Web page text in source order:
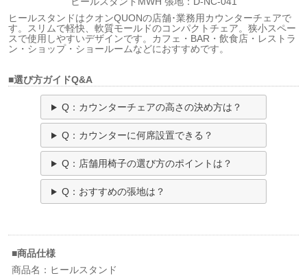
ヒールスタンドはクオンQUONの店舗･業務用カウンターチェアで
す。スリムで軽快、軟質モールドのコンパクトチェア。狭小スペー
スで使用しやすいデザインです。カフェ・BAR・飲食店・レストラ
ン・ショップ・ショールームなどにおすすめです。
■選び方ガイドQ&A
Q：カウンターチェアの高さの決め方は？
Q：カウンターに何席設置できる？
Q：店舗用椅子の選び方のポイントは？
Q：おすすめの張地は？
■商品仕様
商品名：ヒールスタンド